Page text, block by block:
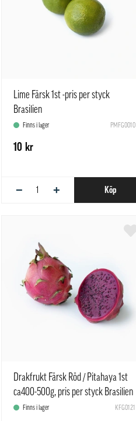
Lime Färsk 1st -pris per styck
Brasilien
Finns i lager PMFG0010
10 kr
− + Köp
Drakfrukt Färsk Röd / Pitahaya 1st
ca400-500g, pris per styck Brasilien
Finns i lager KFG0121